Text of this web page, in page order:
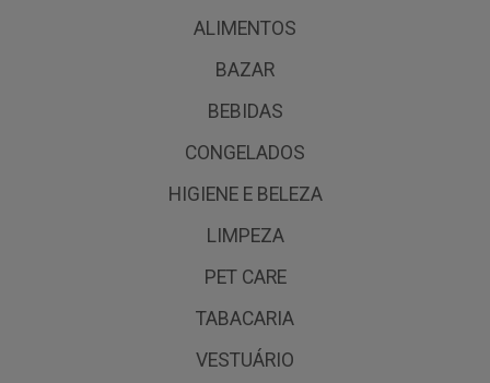
ALIMENTOS
BAZAR
BEBIDAS
CONGELADOS
HIGIENE E BELEZA
LIMPEZA
PET CARE
TABACARIA
VESTUÁRIO